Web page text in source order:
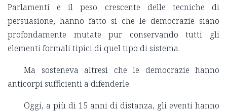
Parlamenti e il peso crescente delle tecniche di
persuasione, hanno fatto sì che le democrazie siano
profondamente mutate pur conservando tutti gli
elementi formali tipici di quel tipo di sistema.
Ma sosteneva altresì che le democrazie hanno
anticorpi sufficienti a difenderle.
Oggi, a più di 15 anni di distanza, gli eventi hanno